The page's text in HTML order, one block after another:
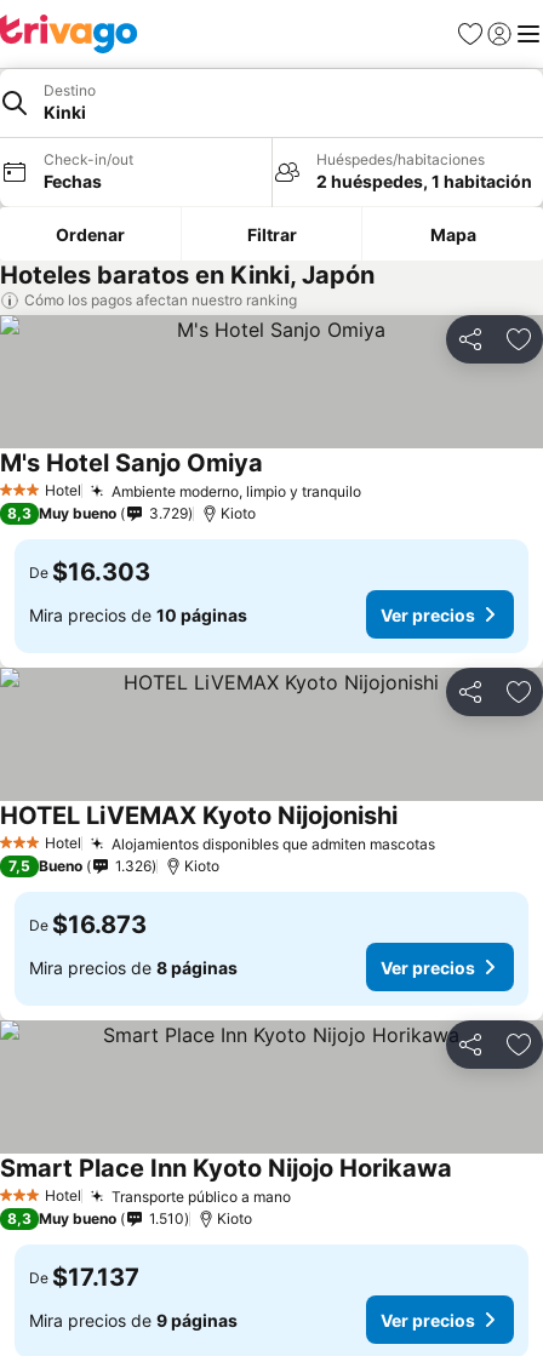
Favoritos
Iniciar
Destino
Kinki
Check-in/out
Fechas
Huéspedes/habitaciones
2 huéspedes, 1 habitación
Ordenar Filtrar Mapa
Hoteles baratos en Kinki, Japón
Cómo los pagos afectan nuestro ranking
Compartir
3 Estrellas
Hotel Ambiente moderno, limpio y tranquilo
M's Hotel Sanjo Omiya
8,3 Muy bueno 3.729 Kioto
De $16.303
Mira precios de 10 páginas Ver precios
Compartir
3 Estrellas
Hotel Alojamientos disponibles que admiten mascotas
HOTEL LiVEMAX Kyoto Nijojonishi
7,5 Bueno 1.326 Kioto
De $16.873
Mira precios de 8 páginas Ver precios
Compartir
3 Estrellas
Hotel Transporte público a mano
Smart Place Inn Kyoto Nijojo Horikawa
8,3 Muy bueno 1.510 Kioto
De $17.137
Mira precios de 9 páginas Ver precios